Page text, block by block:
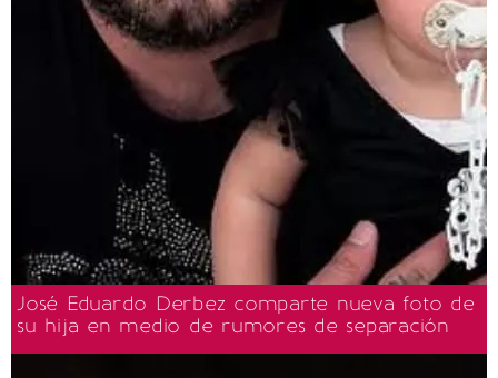
José Eduardo Derbez comparte nueva foto de
su hija en medio de rumores de separación